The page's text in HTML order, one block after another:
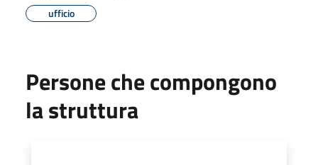
ufficio
Persone che compongono
la struttura